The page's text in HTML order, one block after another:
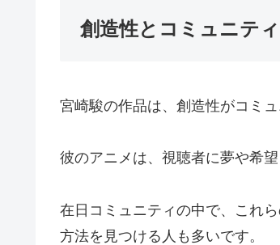
創造性とコミュニテ
宮崎駿の作品は、創造性がコミ
彼のアニメは、視聴者に夢や希
在日コミュニティの中で、これ
方法を見つける人も多いです。